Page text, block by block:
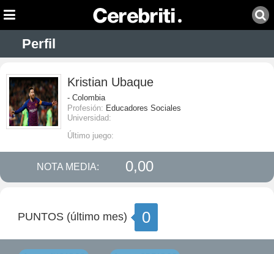
Perfil
Kristian Ubaque
- Colombia
Profesión: Educadores Sociales
Universidad:
Último juego:
NOTA MEDIA: 0,00
PUNTOS (último mes) 0